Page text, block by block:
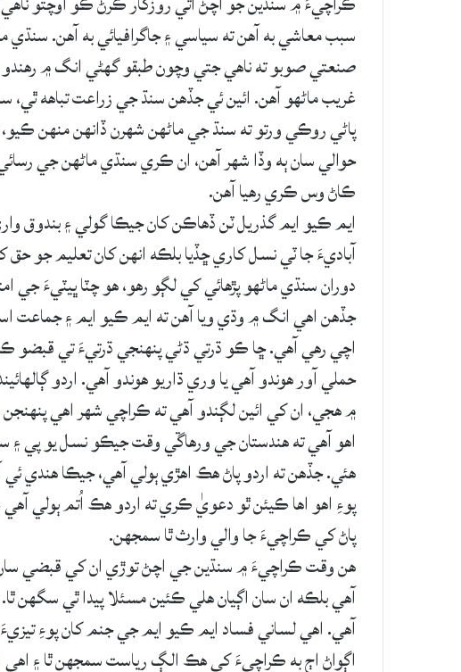
سبب معاشي به آهن ته سياسي ۽ جاگرافيائي به آهن.
صنعتي صوبو ته ناهي جتي وچون طبقو گهڻي انگ ۾ رهندو
غريب ماڻهو آهن. ائين ئي جڏهن سنڌ جي زراعت تباهه ٿي،
پاڻي روڪي ورتو ته سنڌ جي ماڻهن شهرن ڏانهن منهن
حوالي سان ٻه وڏا شهر آهن، ان ڪري سنڌي ماڻهن جي
ڪاڻ وس ڪري رهيا آهن.
ايم ڪيو ايم گذريل ٽن ڏهاڪن کان جيڪا گولي ۽ بندوق
آباديءَ جا ٽي نسل کاري ڇڏيا بلڪه انهن کان تعليم جو
دوران سنڌي ماڻهو پڙهائي کي لڳو رهو، هو چٽا ڀيٽيءَ جي
جڏهن اهي انگ ۾ وڌي ويا آهن ته ايم ڪيو ايم ۽
اچي رهي آهي. ڇا ڪو ڌرتي ڌڻي پنهنجي ڌرتيءَ تي
حملي آور هوندو آهي يا وري ڌاريو هوندو آهي. اردو
۾ هجي، ان کي ائين لڳندو آهي ته ڪراچي شهر اهي
اهو آهي ته هندستان جي ورهاڱي وقت جيڪو نسل يو پي ۽
هئي. جڏهن ته اردو پاڻ هڪ اهڙي ٻولي آهي، جيڪا هندي
پوءِ اهو اها ڪيئن ٿو دعويٰ ڪري ته اردو هڪ اُتم ٻولي آهي
پاڻ کي ڪراچيءَ جا والي وارث ٿا سمجهن.
هن وقت ڪراچيءَ ۾ سنڌين جي اچڻ توڙي ان کي قبضي سان
آهي بلڪه ان سان اڳيان هلي ڪئين مسئلا پيدا ٿي سگهن
آهي. اهي لساني فساد ايم ڪيو ايم جي جنم کان پوءِ تيزيءَ
اڳواڻ اڄ به ڪراچيءَ کي هڪ الڳ رياست سمجهن ٿا ۽